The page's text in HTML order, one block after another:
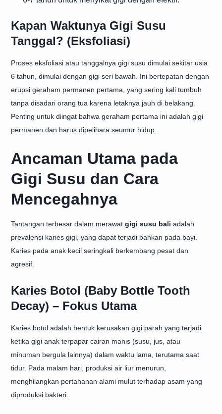
Kapan Waktunya Gigi Susu
Tanggal? (Eksfoliasi)
Proses eksfoliasi atau tanggalnya gigi susu dimulai sekitar usia
6 tahun, dimulai dengan gigi seri bawah. Ini bertepatan dengan
erupsi geraham permanen pertama, yang sering kali tumbuh
tanpa disadari orang tua karena letaknya jauh di belakang.
Penting untuk diingat bahwa geraham pertama ini adalah gigi
permanen dan harus dipelihara seumur hidup.
Ancaman Utama pada
Gigi Susu dan Cara
Mencegahnya
Tantangan terbesar dalam merawat gigi susu bali adalah
prevalensi karies gigi, yang dapat terjadi bahkan pada bayi.
Karies pada anak kecil seringkali berkembang pesat dan
agresif.
Karies Botol (Baby Bottle Tooth
Decay) – Fokus Utama
Karies botol adalah bentuk kerusakan gigi parah yang terjadi
ketika gigi anak terpapar cairan manis (susu, jus, atau
minuman bergula lainnya) dalam waktu lama, terutama saat
tidur. Pada malam hari, produksi air liur menurun,
menghilangkan pertahanan alami mulut terhadap asam yang
diproduksi bakteri.